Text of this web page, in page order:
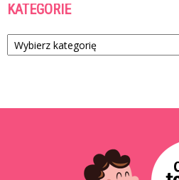
KATEGORIE
Kategorie